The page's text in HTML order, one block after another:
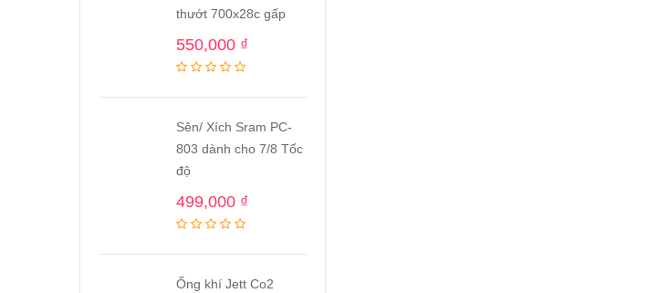
thướt 700x28c gấp
550,000 ₫
Sên/ Xích Sram PC-
803 dành cho 7/8 Tốc
độ
499,000 ₫
Ống khí Jett Co2